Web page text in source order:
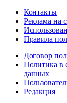
Контакты
Реклама на
Правила
Договор
Политика в
данных
Редакция